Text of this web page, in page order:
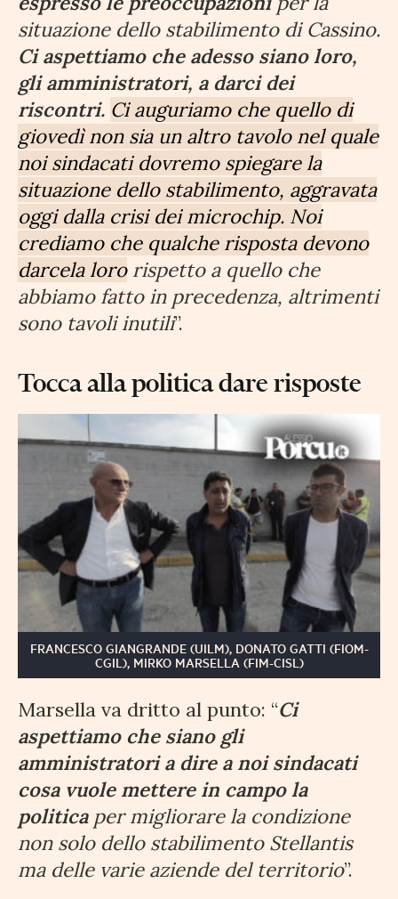
situazione dello stabilimento di Cassino.
Ci aspettiamo che adesso siano loro,
gli amministratori, a darci dei
riscontri. Ci auguriamo che quello di
giovedì non sia un altro tavolo nel quale
noi sindacati dovremo spiegare la
situazione dello stabilimento, aggravata
oggi dalla crisi dei microchip. Noi
crediamo che qualche risposta devono
darcela lororispetto a quello che
abbiamo fatto in precedenza, altrimenti
sono tavoli inutili”.
Tocca alla politica dare risposte
FRANCESCO GIANGRANDE (UILM), DONATO GATTI (FIOM-
CGIL), MIRKO MARSELLA (FIM-CISL)
Marsella va dritto al punto: “Ci
aspettiamo che siano gli
amministratori a dire a noi sindacati
cosa vuole mettere in campo la
politicaper migliorare la condizione
non solo dello stabilimento Stellantis
ma delle varie aziende del territorio”.